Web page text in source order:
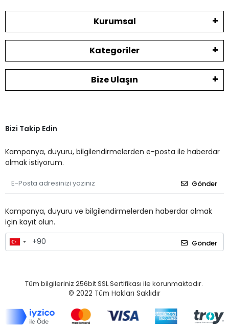
Kurumsal
Kategoriler
Bize Ulaşın
Bizi Takip Edin
Kampanya, duyuru, bilgilendirmelerden e-posta ile haberdar
olmak istiyorum.
Gönder
Kampanya, duyuru ve bilgilendirmelerden haberdar olmak
için kayıt olun.
Gönder
Tüm bilgileriniz 256bit SSL Sertifikası ile korunmaktadır.
© 2022 Tüm Hakları Saklıdır